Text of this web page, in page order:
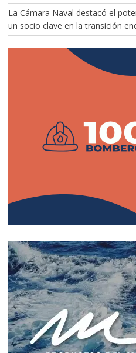
La Cámara Naval destacó el
un socio clave en la transición